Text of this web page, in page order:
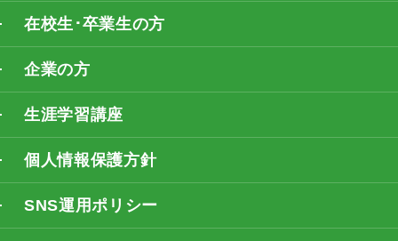
在校生･卒業生の方
企業の方
生涯学習講座
個人情報保護方針
SNS運用ポリシー